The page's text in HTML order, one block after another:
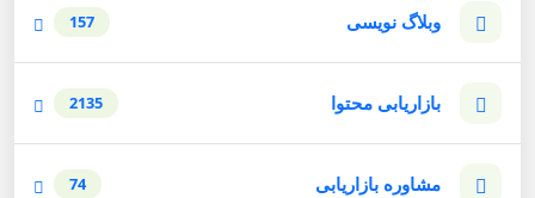
وبلاگ نویسی 157
بازاریابی محتوا 2135
مشاوره بازاریابی 74